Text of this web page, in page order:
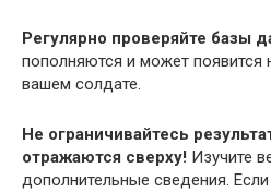
Регулярно проверяйте базы
пополняются и может появится
вашем солдате.
Не ограничивайтесь
отражаются сверху! Изучите
дополнительные сведения.